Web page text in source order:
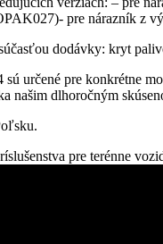
pre nárazník z
dodávky: kryt
určené pre konkrétne
našim dlhoročným
pre terénne